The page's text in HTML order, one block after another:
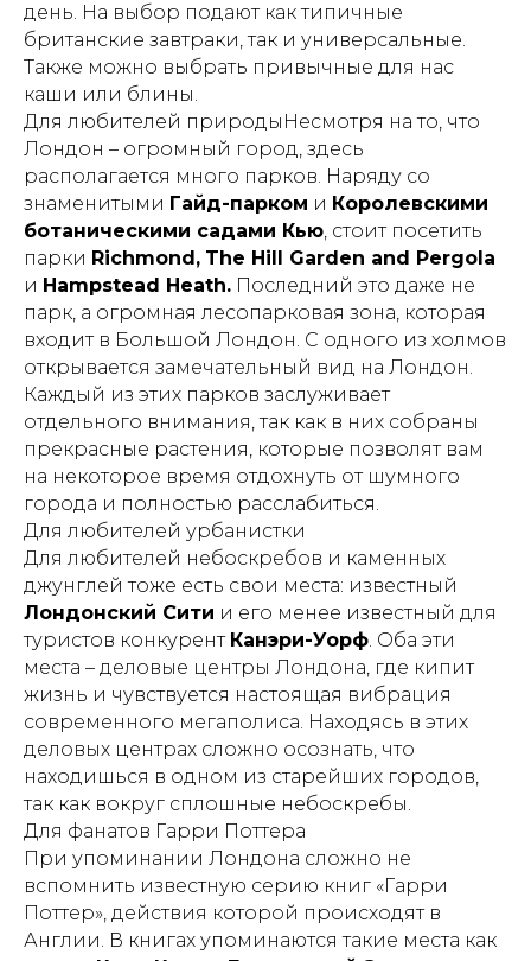
день. На выбор подают как типичные
британские завтраки, так и универсальные.
Также можно выбрать привычные для нас
каши или блины.
Для любителей природыНесмотря на то, что
Лондон – огромный город, здесь
располагается много парков. Наряду со
знаменитыми Гайд-парком и Королевскими
ботаническими садами Кью, стоит посетить
парки Richmond, The Hill Garden and Pergola
и Hampstead Heath. Последний это даже не
парк, а огромная лесопарковая зона, которая
входит в Большой Лондон. С одного из холмов
открывается замечательный вид на Лондон.
Каждый из этих парков заслуживает
отдельного внимания, так как в них собраны
прекрасные растения, которые позволят вам
на некоторое время отдохнуть от шумного
города и полностью расслабиться.
Для любителей урбанистки
Для любителей небоскребов и каменных
джунглей тоже есть свои места: известный
Лондонский Сити и его менее известный для
туристов конкурент Канэри-Уорф. Оба эти
места – деловые центры Лондона, где кипит
жизнь и чувствуется настоящая вибрация
современного мегаполиса. Находясь в этих
деловых центрах сложно осознать, что
находишься в одном из старейших городов,
так как вокруг сплошные небоскребы.
Для фанатов Гарри Поттера
При упоминании Лондона сложно не
вспомнить известную серию книг «Гарри
Поттер», действия которой происходят в
Англии. В книгах упоминаются такие места как